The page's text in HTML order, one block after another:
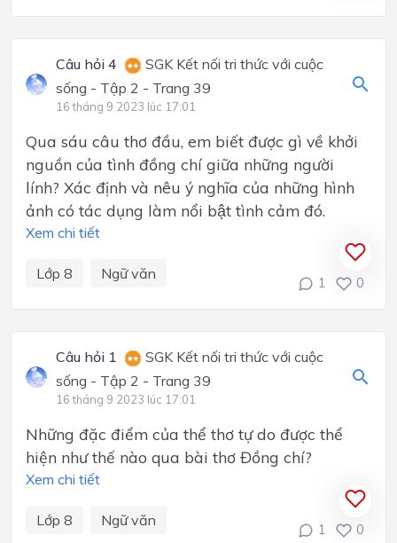
Câu hỏi 4
SGK Kết nối tri thức với cuộc
sống - Tập 2 - Trang 39
16 tháng 9 2023 lúc 17:01
Qua sáu câu thơ đầu, em biết được gì về khởi
nguồn của tình đồng chí giữa những người
lính? Xác định và nêu ý nghĩa của những hình
ảnh có tác dụng làm nổi bật tình cảm đó.
Xem chi tiết
Lớp 8 Ngữ văn
1 0
Câu hỏi 1
SGK Kết nối tri thức với cuộc
sống - Tập 2 - Trang 39
16 tháng 9 2023 lúc 17:01
Những đặc điểm của thể thơ tự do được thể
hiện như thế nào qua bài thơ Đồng chí?
Xem chi tiết
Lớp 8 Ngữ văn
1 0